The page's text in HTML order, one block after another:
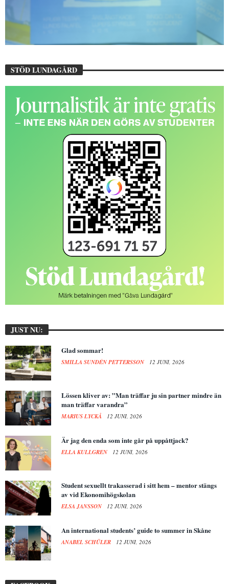
STÖD LUNDAGÅRD
JUST NU:
Glad sommar!
SMILLA SUNDÉN PETTERSSON 12 JUNI, 2026
Lössen kliver av: ”Man träffar ju sin partner mindre än
man träffar varandra”
MARIUS LYCKÅ 12 JUNI, 2026
Är jag den enda som inte går på uppåttjack?
ELLA KULLGREN 12 JUNI, 2026
Student sexuellt trakasserad i sitt hem – mentor stängs
av vid Ekonomihögskolan
ELSA JANSSON 12 JUNI, 2026
An international students’ guide to summer in Skåne
ANABEL SCHÜLER 12 JUNI, 2026